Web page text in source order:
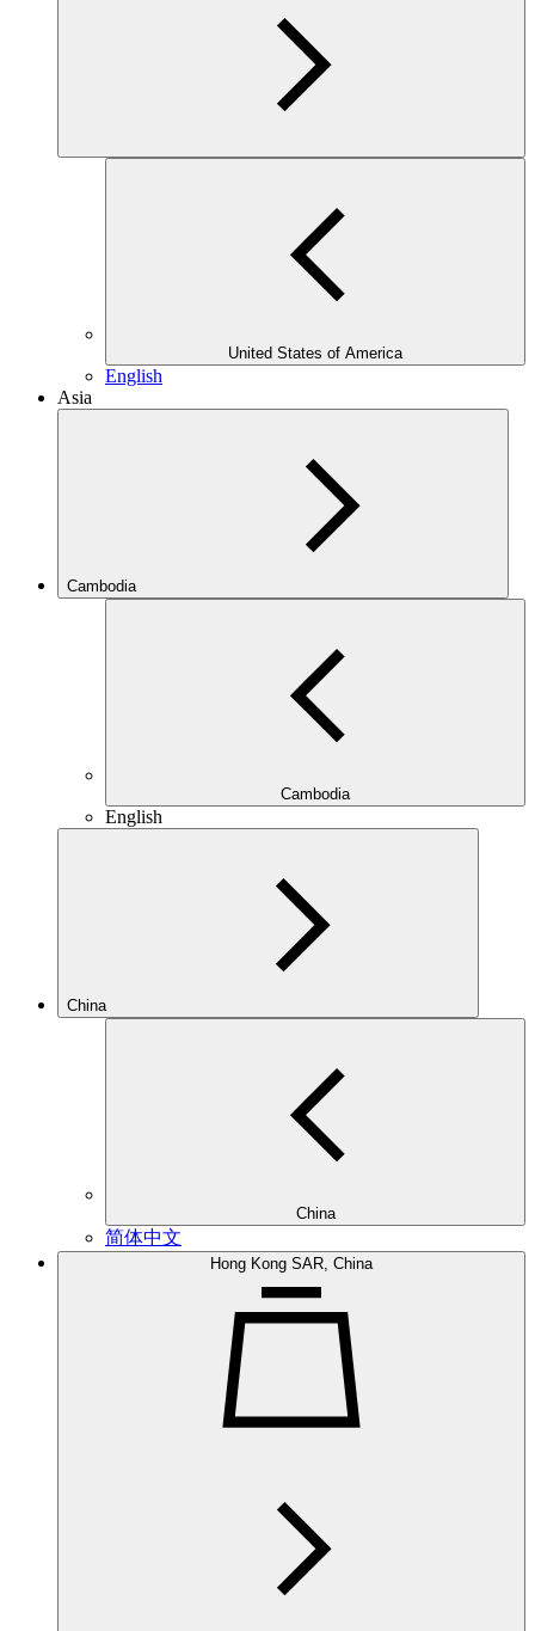
United States of America
English
Asia
Cambodia
Cambodia
English
China
China
简体中文
Hong Kong SAR, China